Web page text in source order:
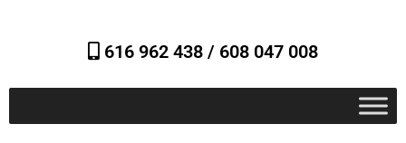
616 962 438 / 608 047 008